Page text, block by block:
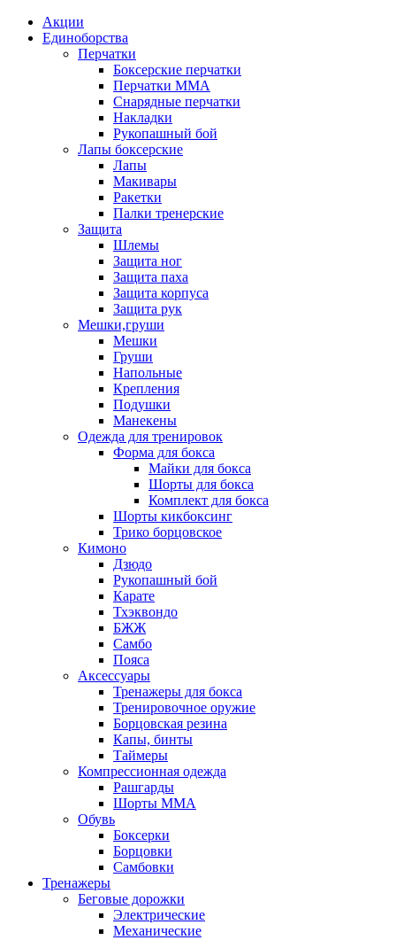
Акции
Единоборства
Перчатки
Боксерские перчатки
Перчатки ММА
Снарядные перчатки
Накладки
Рукопашный бой
Лапы боксерские
Лапы
Макивары
Ракетки
Палки тренерские
Защита
Шлемы
Защита ног
Защита паха
Защита корпуса
Защита рук
Мешки,груши
Мешки
Груши
Напольные
Крепления
Подушки
Манекены
Одежда для тренировок
Форма для бокса
Майки для бокса
Шорты для бокса
Комплект для бокса
Шорты кикбоксинг
Трико борцовское
Кимоно
Дзюдо
Рукопашный бой
Карате
Тхэквондо
БЖЖ
Самбо
Пояса
Аксессуары
Тренажеры для бокса
Тренировочное оружие
Борцовская резина
Капы, бинты
Таймеры
Компрессионная одежда
Рашгарды
Шорты MMA
Обувь
Боксерки
Борцовки
Самбовки
Тренажеры
Беговые дорожки
Электрические
Механические